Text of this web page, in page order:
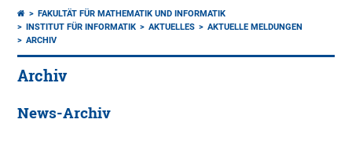
FAKULTÄT FÜR MATHEMATIK UND INFORMATIK
INSTITUT FÜR INFORMATIK
AKTUELLES
AKTUELLE MELDUNGEN
ARCHIV
Archiv
News-Archiv